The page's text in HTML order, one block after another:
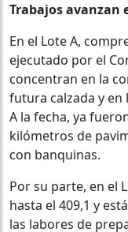
Trabajos avanzan
En el Lote A,
ejecutado por el
concentran en la
futura calzada y en
A la fecha, ya
kilómetros de
con banquinas.
Por su parte, en el
hasta el 409,1 y
las labores de